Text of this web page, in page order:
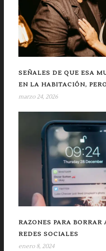
SEÑALES DE QUE ESA
EN LA HABITACIÓN,
marzo 24, 2026
RAZONES PARA
REDES SOCIALES
enero 8, 2024